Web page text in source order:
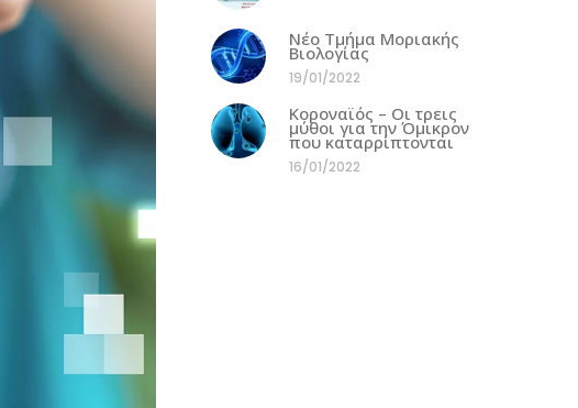
Νέο Τμήμα Μοριακής
Βιολογίας
19/01/2022
Κοροναϊός – Οι τρεις
μύθοι για την Όμικρον
που καταρρίπτονται
16/01/2022